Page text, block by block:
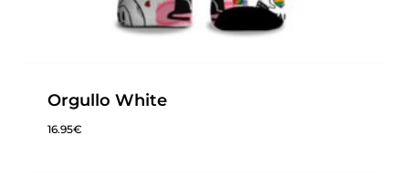
Orgullo White
16.95€